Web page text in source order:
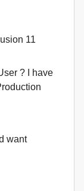
11
? I have
want